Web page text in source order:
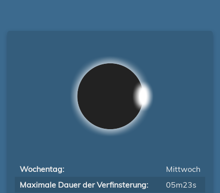
Wochentag:
Mittwoch
Maximale Dauer der Verfinsterung:
05m23s